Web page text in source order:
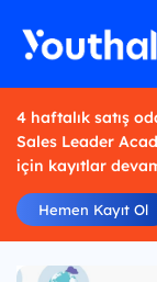
4 haftalık satış
Sales Leader
için kayıtlar
Hemen Kayıt Ol